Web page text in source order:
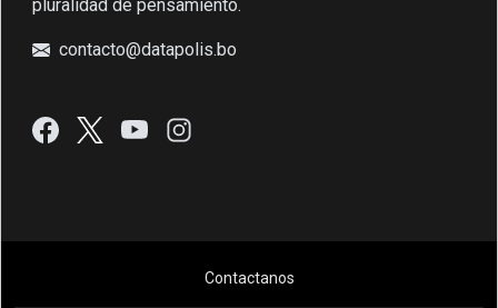
pluralidad de pensamiento.
contacto@datapolis.bo
Contactanos